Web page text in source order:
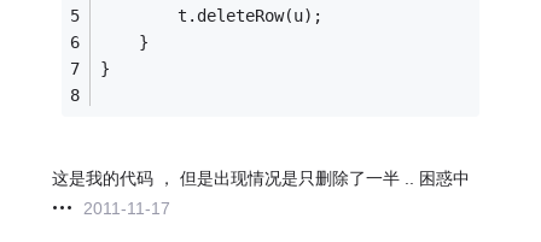
		t.deleteRow(u);
	}
}
这是我的代码 ， 但是出现情况是只删除了一半 .. 困惑中
2011-11-17